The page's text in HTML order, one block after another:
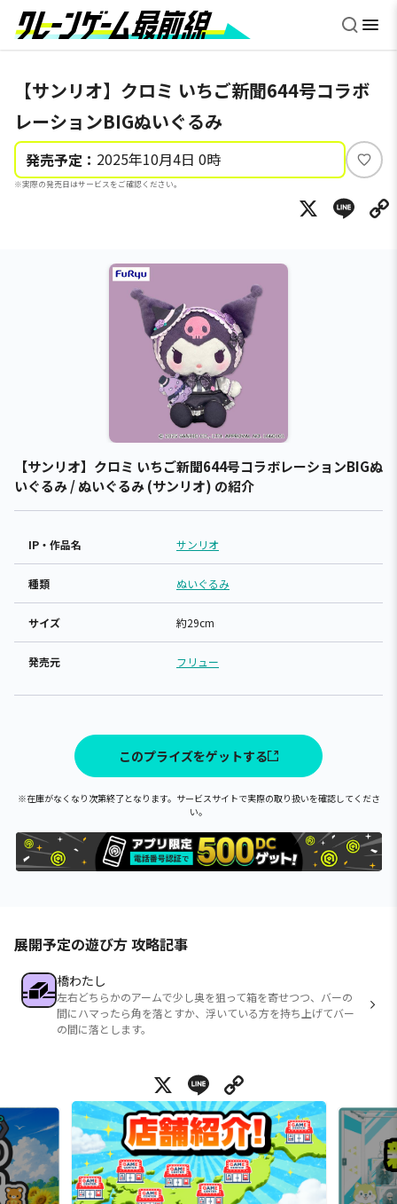
【サンリオ】クロミ いちご新聞644号コラボ
レーションBIGぬいぐるみ
発売予定： 2025年10月4日 0時
※実際の発売日はサービスをご確認ください。
い
ね
X
【サンリオ】クロミ いちご新聞644号コラボレーションBIGぬ
いぐるみ / ぬいぐるみ (サンリオ) の紹介
IP・作品名 サンリオ
種類 ぬいぐるみ
サイズ 約29cm
発売元 フリュー
このプライズをゲットする
※在庫がなくなり次第終了となります。サービスサイトで実際の取り扱いを確認してくださ
い。
展開予定の遊び方 攻略記事
橋わたし
左右どちらかのアームで少し奥を狙って箱を寄せつつ、バーの
間にハマったら角を落とすか、浮いている方を持ち上げてバー
の間に落とします。
X Line